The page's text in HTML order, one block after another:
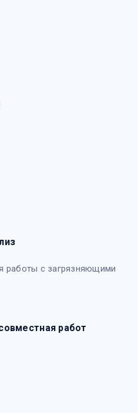
работы с загрязняющими
работ